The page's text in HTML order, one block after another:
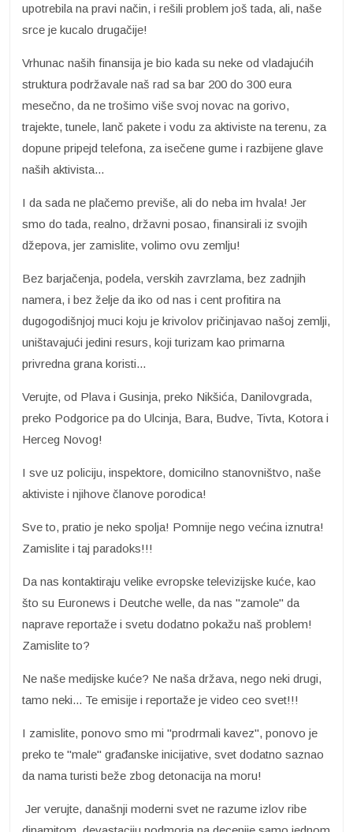
upotrebila na pravi način, i rešili problem još tada, ali, naše
srce je kucalo drugačije!
Vrhunac naših finansija je bio kada su neke od vladajućih
struktura podržavale naš rad sa bar 200 do 300 eura
mesečno, da ne trošimo više svoj novac na gorivo,
trajekte, tunele, lanč pakete i vodu za aktiviste na terenu, za
dopune pripejd telefona, za isečene gume i razbijene glave
naših aktivista...
I da sada ne plačemo previše, ali do neba im hvala! Jer
smo do tada, realno, državni posao, finansirali iz svojih
džepova, jer zamislite, volimo ovu zemlju!
Bez barjačenja, podela, verskih zavrzlama, bez zadnjih
namera, i bez želje da iko od nas i cent profitira na
dugogodišnjoj muci koju je krivolov pričinjavao našoj zemlji,
uništavajući jedini resurs, koji turizam kao primarna
privredna grana koristi...
Verujte, od Plava i Gusinja, preko Nikšića, Danilovgrada,
preko Podgorice pa do Ulcinja, Bara, Budve, Tivta, Kotora i
Herceg Novog!
I sve uz policiju, inspektore, domicilno stanovništvo, naše
aktiviste i njihove članove porodica!
Sve to, pratio je neko spolja! Pomnije nego većina iznutra!
Zamislite i taj paradoks!!!
Da nas kontaktiraju velike evropske televizijske kuće, kao
što su Euronews i Deutche welle, da nas "zamole" da
naprave reportaže i svetu dodatno pokažu naš problem!
Zamislite to?
Ne naše medijske kuće? Ne naša država, nego neki drugi,
tamo neki... Te emisije i reportaže je video ceo svet!!!
I zamislite, ponovo smo mi "prodrmali kavez", ponovo je
preko te "male" građanske inicijative, svet dodatno saznao
da nama turisti beže zbog detonacija na moru!
Jer verujte, današnji moderni svet ne razume izlov ribe